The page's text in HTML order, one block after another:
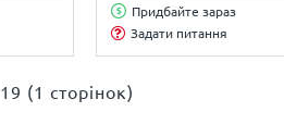
Придбайте зараз
Задати питання
(1 сторінок)